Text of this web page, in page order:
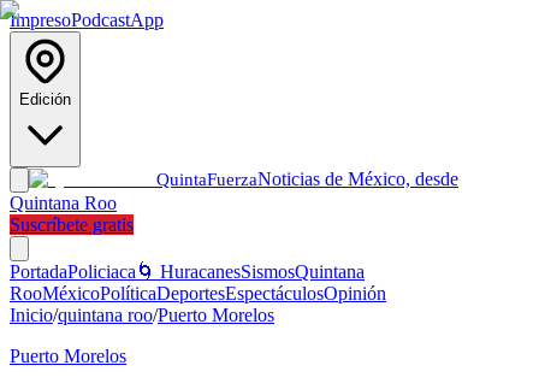
ImpresoPodcastApp
Edición
QuintaFuerzaNoticias de México, desde
Quintana Roo
Suscríbete gratis
PortadaPoliciaca 🌀 HuracanesSismosQuintana
RooMéxicoPolíticaDeportesEspectáculosOpinión
Inicio/quintana roo/Puerto Morelos
Puerto Morelos